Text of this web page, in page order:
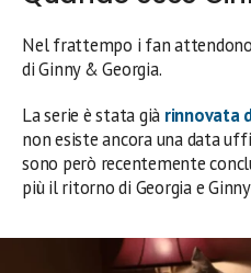
Nel frattempo i fan
di Ginny & Georgia.
La serie è stata già rinnovata
non esiste ancora una data
sono però recentemente
più il ritorno di Georgia e